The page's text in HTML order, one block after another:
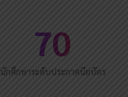
70
นักศึกษาระดับประกาศนียบัตร